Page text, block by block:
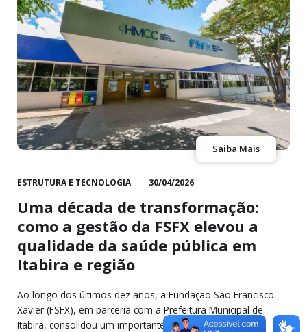
Saiba Mais
ESTRUTURA E TECNOLOGIA 30/04/2026
Uma década de transformação:
como a gestão da FSFX elevou a
qualidade da saúde pública em
Itabira e região
Ao longo dos últimos dez anos, a Fundação São Francisco
Xavier (FSFX), em parceria com a Prefeitura Municipal de
Itabira, consolidou um importante capítulo…